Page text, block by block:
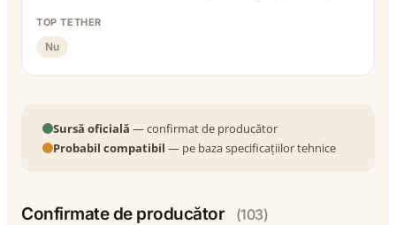
TOP TETHER
Nu
Sursă oficială — confirmat de producător
Probabil compatibil — pe baza specificațiilor tehnice
Confirmate de producător (103)